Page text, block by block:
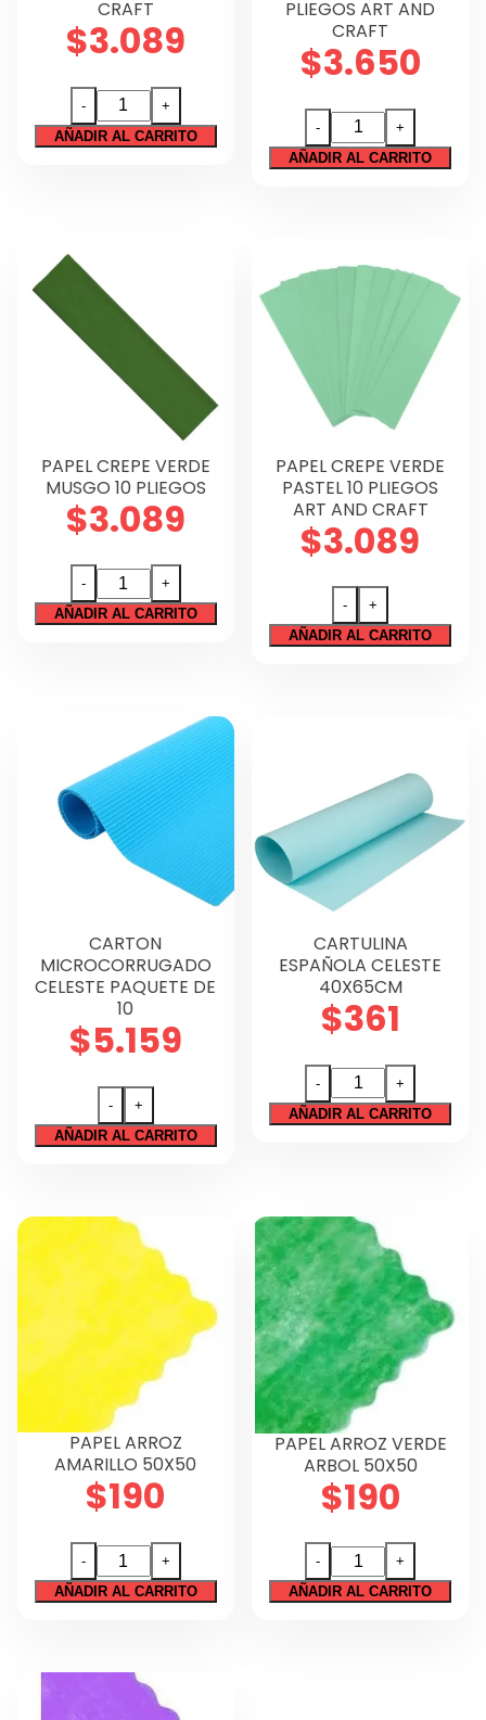
CRAFT
$3.089
-
PAPEL
CREPE
cantidad
+
AÑADIR AL CARRITO
PLIEGOS ART AND
CRAFT
$3.650
-
PAPEL
CREPE
PLIEGOS
+
AÑADIR AL CARRITO
PAPEL CREPE VERDE
MUSGO 10 PLIEGOS
$3.089
-
PAPEL
CREPE
cantidad
+
AÑADIR AL CARRITO
PAPEL CREPE VERDE
PASTEL 10 PLIEGOS
ART AND CRAFT
$3.089
-
PAPEL
CREPE
ART
CRAFT
cantidad
+
AÑADIR AL CARRITO
CARTON
MICROCORRUGADO
CELESTE PAQUETE DE
10
$5.159
-
CARTON
MICROCORRUGADO
DE
10
cantidad
+
AÑADIR AL CARRITO
CARTULINA
ESPAÑOLA CELESTE
40X65CM
$361
-
CARTULINA
ESPAÑOLA
+
AÑADIR AL CARRITO
PAPEL ARROZ
AMARILLO 50X50
$190
-
PAPEL
ARROZ
cantidad
+
AÑADIR AL CARRITO
PAPEL ARROZ VERDE
ARBOL 50X50
$190
-
PAPEL
ARROZ
+
AÑADIR AL CARRITO